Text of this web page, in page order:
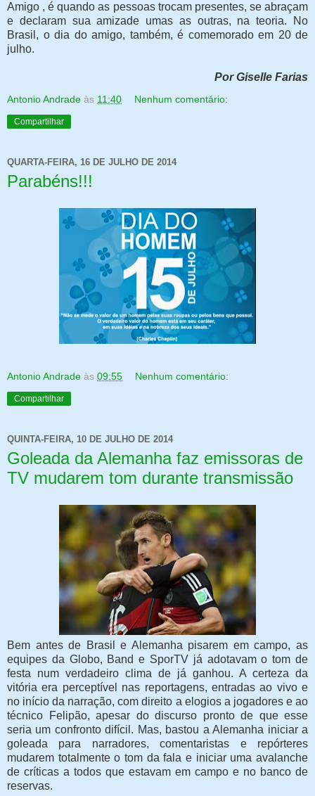
Amigo , é quando as pessoas trocam presentes, se abraçam
e declaram sua amizade umas as outras, na teoria. No
Brasil, o dia do amigo, também, é comemorado em 20 de
julho.
Por Giselle Farias
Antonio Andrade às 11:40 Nenhum comentário:
Compartilhar
QUARTA-FEIRA, 16 DE JULHO DE 2014
Parabéns!!!
Antonio Andrade às 09:55 Nenhum comentário:
Compartilhar
QUINTA-FEIRA, 10 DE JULHO DE 2014
Goleada da Alemanha faz emissoras de
TV mudarem tom durante transmissão
Bem antes de Brasil e Alemanha pisarem em campo, as
equipes da Globo, Band e SporTV já adotavam o tom de
festa num verdadeiro clima de já ganhou. A certeza da
vitória era perceptível nas reportagens, entradas ao vivo e
no início da narração, com direito a elogios a jogadores e ao
técnico Felipão, apesar do discurso pronto de que esse
seria um confronto difícil. Mas, bastou a Alemanha iniciar a
goleada para narradores, comentaristas e repórteres
mudarem totalmente o tom da fala e iniciar uma avalanche
de críticas a todos que estavam em campo e no banco de
reservas.